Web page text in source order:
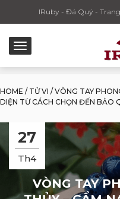
IRuby - Đá Quý -
HOME / TỬ VI / VÒNG TAY
DIỆN TỪ CÁCH CHỌN ĐẾN BẢO
27
Th4
VÒNG TAY